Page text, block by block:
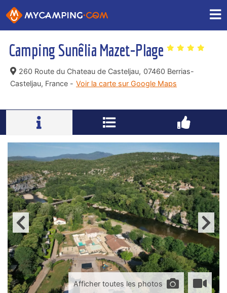
Camping Sunêlia Mazet-Plage
260 Route du Chateau de Casteljau, 07460 Berrias-
Casteljau, France - Voir la carte sur Google Maps
Afficher toutes les photos